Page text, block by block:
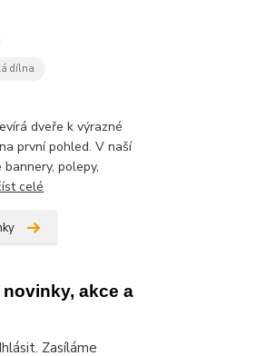
dílna
dveře k výrazné
první pohled. V naší
polepy,
celé
akce a
Zasíláme